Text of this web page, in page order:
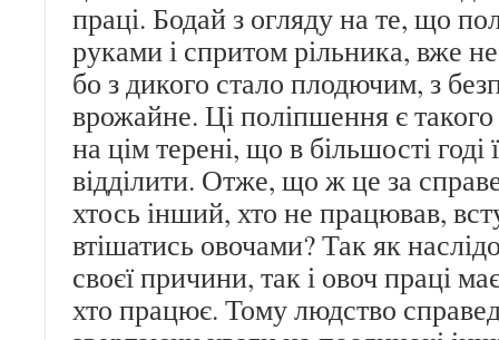
праці. Бодай з огляду на те, що
руками і спритом рільника, вже
бо з дикого стало плодючим, з
врожайне. Ці поліпшення є
на цім терені, що в більшості годі
відділити. Отже, що ж це за
хтось інший, хто не працював,
втішатись овочами? Так як
своєї причини, так і овоч праці
хто працює. Тому людство